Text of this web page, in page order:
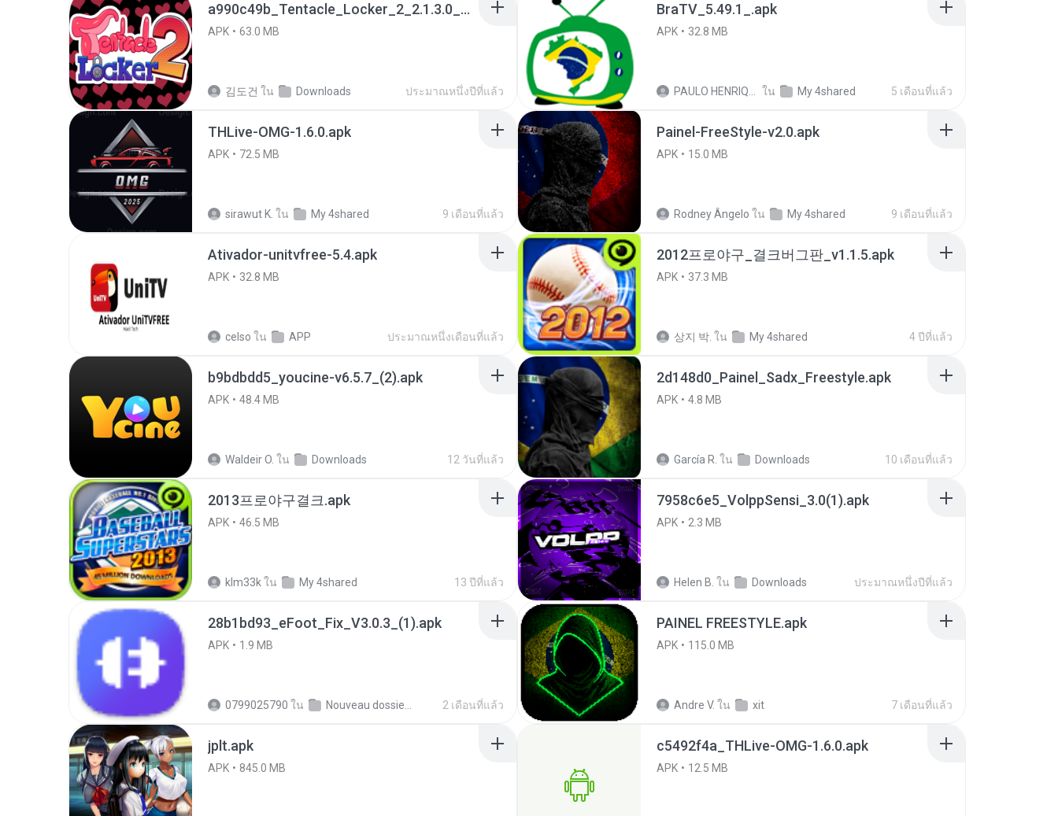
a990c49b_Tentacle_Locker_2_2.1.3.0_APKPure (1).apk
APK 63.0 MB
김도건 ใน Downloads ประมาณหนึ่งปีที่แล้ว
BraTV_5.49.1_.apk
APK 32.8 MB
ใน My 4shared 5 เดือนที่แล้ว
THLive-OMG-1.6.0.apk
APK 72.5 MB
sirawut K. ใน My 4shared 9 เดือนที่แล้ว
Painel-FreeStyle-v2.0.apk
APK 15.0 MB
Rodney Ângelo ใน My 4shared 9 เดือนที่แล้ว
Ativador-unitvfree-5.4.apk
APK 32.8 MB
celso ใน APP ประมาณหนึ่งเดือนที่แล้ว
2012프로야구_결크버그판_v1.1.5.apk
APK 37.3 MB
상지 박. ใน My 4shared 4 ปีที่แล้ว
b9bdbdd5_youcine-v6.5.7_(2).apk
APK 48.4 MB
Waldeir O. ใน Downloads 12 วันที่แล้ว
2d148d0_Painel_Sadx_Freestyle.apk
APK 4.8 MB
García R. ใน Downloads 10 เดือนที่แล้ว
2013프로야구결크.apk
APK 46.5 MB
klm33kใน My 4shared 13 ปีที่แล้ว
7958c6e5_VolppSensi_3.0(1).apk
APK 2.3 MB
Helen B. ใน Downloads ประมาณหนึ่งปีที่แล้ว
28b1bd93_eFoot_Fix_V3.0.3_(1).apk
APK 1.9 MB
0799025790 ใน 2 เดือนที่แล้ว
PAINEL FREESTYLE.apk
APK 115.0 MB
Andre V. ใน xit 7 เดือนที่แล้ว
jplt.apk
APK 845.0 MB
c5492f4a_THLive-OMG-1.6.0.apk
APK 12.5 MB